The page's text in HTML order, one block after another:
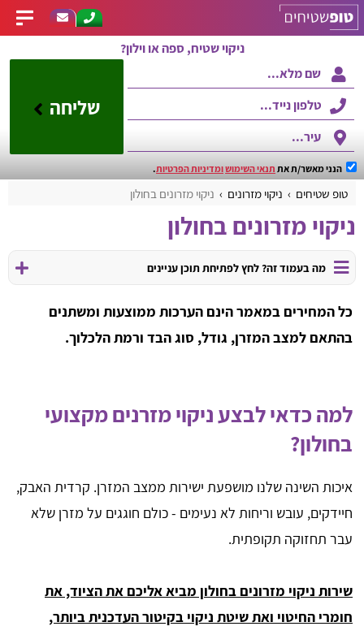
ניקוי שטיח, ספה או וילון?
שליחה
הנני מאשר/ת את תנאי השימושומדיניות הפרטיות.
טופ שטיחים ניקוי מזרונים ניקוי מזרונים בחולון
ניקוי מזרונים בחולון
מה בעמוד זה? לחץ לפתיחת תוכן עניינים
כל המחירים במאמר הינם הערכות ממוצעות ומשתנים
בהתאם למצב המזרן, גודל, סוג הבד ורמת הלכלוך.
למה כדאי לבצע ניקוי מזרנים מקצועי
בחולון?
איכות השינה שלנו מושפעת ישירות ממצב המזרן. קרדית האבק,
חיידקים, עובש וריחות לא נעימים - כולם חוגגים על מזרן שלא
עבר תחזוקה תקופתית.
שירות ניקוי מזרונים בחולון מביא אליכם את הציוד, את
חומרי החיטוי ואת שיטת ניקוי בקיטור העדכנית ביותר,